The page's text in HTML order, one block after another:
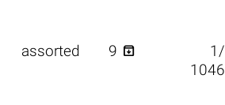
assorted 9 
1/
1046